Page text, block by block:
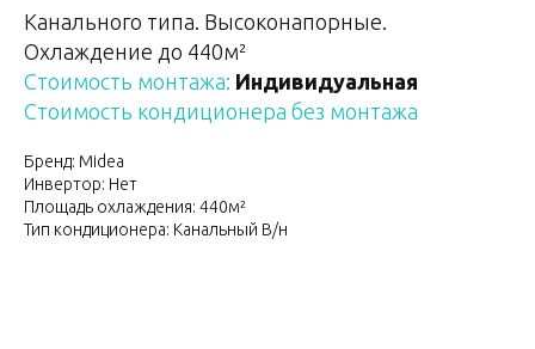
Канального типа. Высоконапорные.
Охлаждение до 440м²
Стоимость монтажа: Индивидуальная
Стоимость кондиционера без монтажа
Бренд: Midea
Инвертор: Нет
Площадь охлаждения: 440м²
Тип кондиционера: Канальный В/н